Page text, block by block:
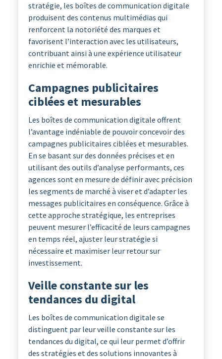
stratégie, les boîtes de communication digitale
produisent des contenus multimédias qui
renforcent la notoriété des marques et
favorisent l’interaction avec les utilisateurs,
contribuant ainsi à une expérience utilisateur
enrichie et mémorable.
Campagnes publicitaires
ciblées et mesurables
Les boîtes de communication digitale offrent
l’avantage indéniable de pouvoir concevoir des
campagnes publicitaires ciblées et mesurables.
En se basant sur des données précises et en
utilisant des outils d’analyse performants, ces
agences sont en mesure de définir avec précision
les segments de marché à viser et d’adapter les
messages publicitaires en conséquence. Grâce à
cette approche stratégique, les entreprises
peuvent mesurer l’efficacité de leurs campagnes
en temps réel, ajuster leur stratégie si
nécessaire et maximiser leur retour sur
investissement.
Veille constante sur les
tendances du digital
Les boîtes de communication digitale se
distinguent par leur veille constante sur les
tendances du digital, ce qui leur permet d’offrir
des stratégies et des solutions innovantes à